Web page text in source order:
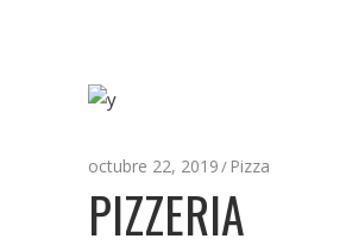
octubre 22, 2019 Pizza
PIZZERIA